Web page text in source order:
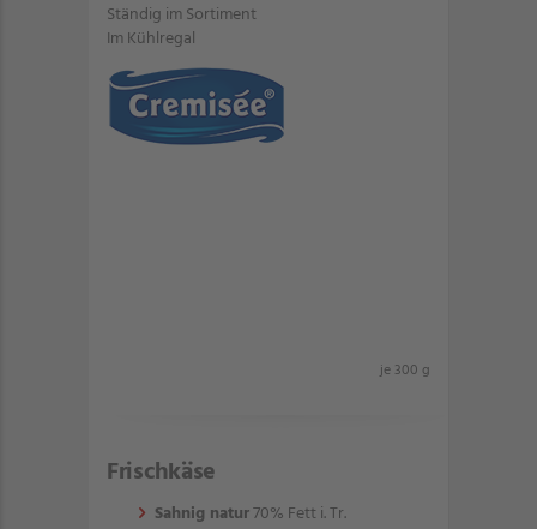
Ständig im Sortiment
Im Kühlregal
je 300 g
Frischkäse
Sahnig natur70% Fett i. Tr.